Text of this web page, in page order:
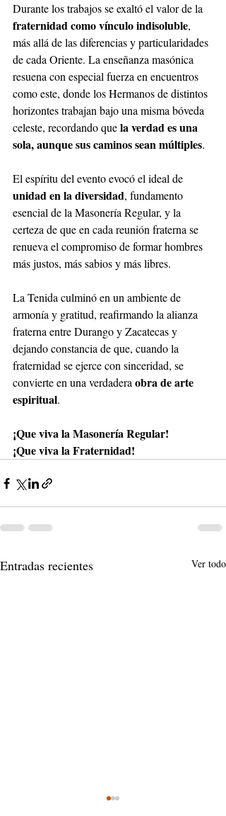
Durante los trabajos se exaltó el valor de la
fraternidad como vínculo indisoluble,
más allá de las diferencias y particularidades
de cada Oriente. La enseñanza masónica
resuena con especial fuerza en encuentros
como este, donde los Hermanos de distintos
horizontes trabajan bajo una misma bóveda
celeste, recordando que la verdad es una
sola, aunque sus caminos sean múltiples.
El espíritu del evento evocó el ideal de
unidad en la diversidad, fundamento
esencial de la Masonería Regular, y la
certeza de que en cada reunión fraterna se
renueva el compromiso de formar hombres
más justos, más sabios y más libres.
La Tenida culminó en un ambiente de
armonía y gratitud, reafirmando la alianza
fraterna entre Durango y Zacatecas y
dejando constancia de que, cuando la
fraternidad se ejerce con sinceridad, se
convierte en una verdadera obra de arte
espiritual.
¡Que viva la Masonería Regular!
¡Que viva la Fraternidad!
Entradas recientes Ver todo